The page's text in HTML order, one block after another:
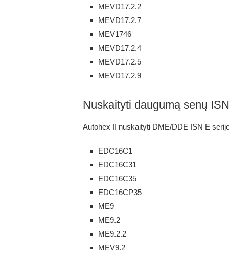
MEVD17.2.2
MEVD17.2.7
MEV1746
MEVD17.2.4
MEVD17.2.5
MEVD17.2.9
Nuskaityti daugumą senų
Autohex II nuskaityti DME/DDE ISN E
EDC16C1
EDC16C31
EDC16C35
EDC16CP35
ME9
ME9.2
ME9.2.2
MEV9.2